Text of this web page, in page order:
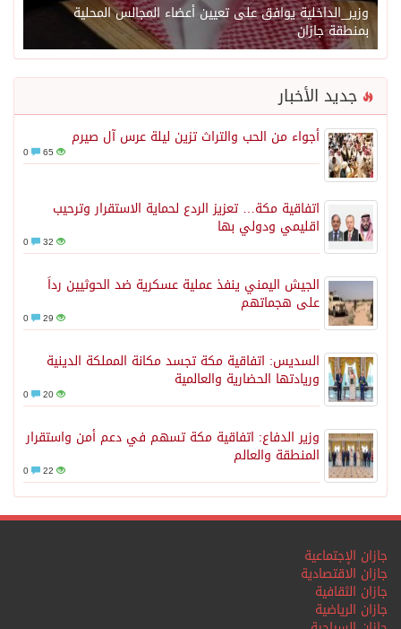
وزير_الداخلية يوافق على تعيين أعضاء المجالس المحلية
بمنطقة جازان
جديد الأخبار
أجواء من الحب والتراث تزين ليلة عرس آل صيرم
65
اتفاقية مكة… تعزيز الردع لحماية الاستقرار وترحيب
اقليمي ودولي بها
32
الجيش اليمني ينفذ عملية عسكرية ضد الحوثيين رداً
على هجماتهم
29
السديس: اتفاقية مكة تجسد مكانة المملكة الدينية
وريادتها الحضارية والعالمية
20
وزير الدفاع: اتفاقية مكة تسهم في دعم أمن واستقرار
المنطقة والعالم
22
جازان الإجتماعية
جازان الاقتصادية
جازان الثقافية
جازان الرياضية